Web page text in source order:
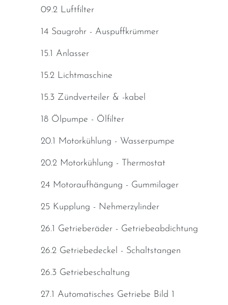
09.2 Luftfilter
14 Saugrohr - Auspuffkrümmer
15.1 Anlasser
15.2 Lichtmaschine
15.3 Zündverteiler & -kabel
18 Ölpumpe - Ölfilter
20.1 Motorkühlung - Wasserpumpe
20.2 Motorkühlung - Thermostat
24 Motoraufhängung - Gummilager
25 Kupplung - Nehmerzylinder
26.1 Getrieberäder - Getriebeabdichtung
26.2 Getriebedeckel - Schaltstangen
26.3 Getriebeschaltung
27.1 Automatisches Getriebe Bild 1